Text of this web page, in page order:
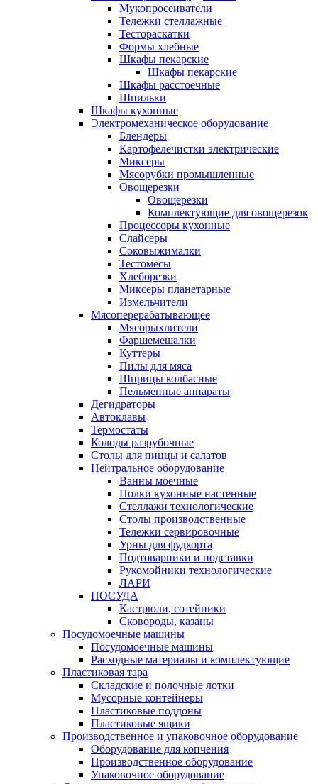
Мукопросеиватели
Тележки стеллажные
Тестораскатки
Формы хлебные
Шкафы пекарские
Шкафы пекарские
Шкафы расстоечные
Шпильки
Шкафы кухонные
Электромеханическое оборудование
Блендеры
Картофелечистки электрические
Миксеры
Мясорубки промышленные
Овощерезки
Овощерезки
Комплектующие для овощерезок
Процессоры кухонные
Слайсеры
Соковыжималки
Тестомесы
Хлеборезки
Миксеры планетарные
Измельчители
Мясоперерабатывающее
Мясорыхлители
Фаршемешалки
Куттеры
Пилы для мяса
Шприцы колбасные
Пельменные аппараты
Дегидраторы
Автоклавы
Термостаты
Колоды разрубочные
Столы для пиццы и салатов
Нейтральное оборудование
Ванны моечные
Полки кухонные настенные
Стеллажи технологические
Столы производственные
Тележки сервировочные
Урны для фудкорта
Подтоварники и подставки
Рукомойники технологические
ЛАРИ
ПОСУДА
Кастрюли, сотейники
Сковороды, казаны
Посудомоечные машины
Посудомоечные машины
Расходные материалы и комплектующие
Пластиковая тара
Складские и полочные лотки
Мусорные контейнеры
Пластиковые поддоны
Пластиковые ящики
Производственное и упаковочное оборудование
Оборудование для копчения
Производственное оборудование
Упаковочное оборудование